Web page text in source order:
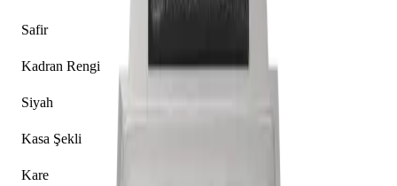
Safir
Kadran Rengi
Siyah
Kasa Şekli
Kare